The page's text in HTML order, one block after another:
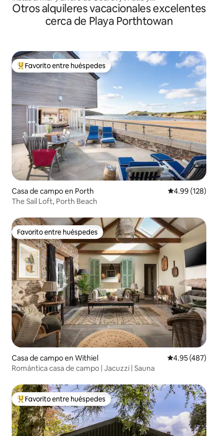
estacionamiento
Otros alquileres vacacionales excelentes
cerca de Playa Porthtowan
Favorito entre huéspedes preferido
Favorito entre huéspedes
Casa de campo en Porth Calificación
4.99 (128)
The Sail Loft, Porth Beach
Favorito entre huéspedes
Favorito entre huéspedes
Casa de campo en Withiel Calificación
4.95 (487)
Romántica casa de campo | Jacuzzi | Sauna
Favorito entre huéspedes preferido
Favorito entre huéspedes